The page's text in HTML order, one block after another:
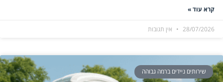
קרא עוד »
28/07/2026 אין תגובות
שירותים ניידים ברמה גבוהה